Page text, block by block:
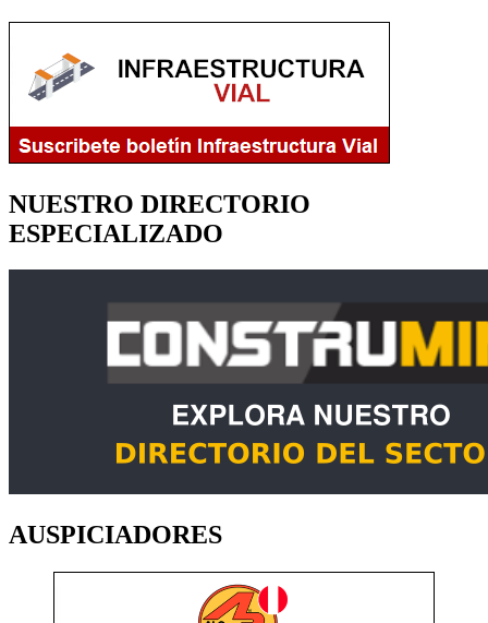
NUESTRO DIRECTORIO
ESPECIALIZADO
AUSPICIADORES